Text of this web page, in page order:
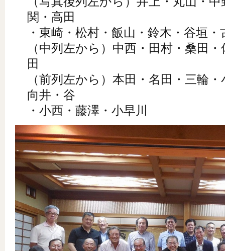
関・高田
・東崎・松村・飯山・鈴木・谷垣・
（中列左から）中西・田村・桑田
田
（前列左から）本田・名田・三輪
向井・谷
・小西・藤澤・小早川